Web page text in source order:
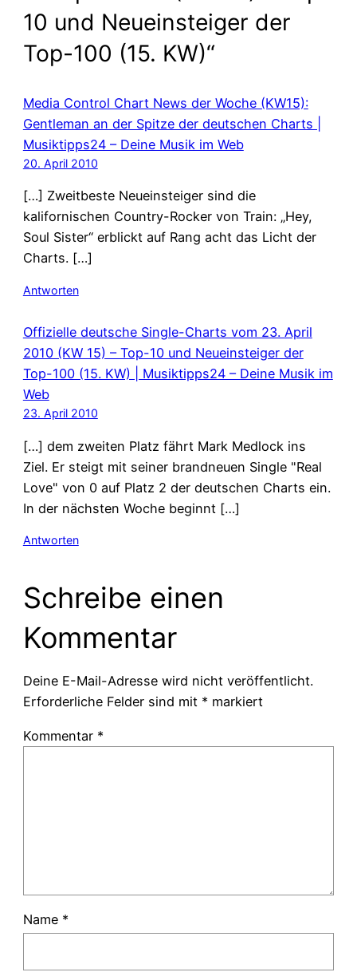
10 und Neueinsteiger der
Top-100 (15. KW)“
Media Control Chart News der Woche (KW15):
Gentleman an der Spitze der deutschen Charts |
Musiktipps24 – Deine Musik im Web
20. April 2010
[…] Zweitbeste Neueinsteiger sind die
kalifornischen Country-Rocker von Train: „Hey,
Soul Sister“ erblickt auf Rang acht das Licht der
Charts. […]
Antworten
Offizielle deutsche Single-Charts vom 23. April
2010 (KW 15) – Top-10 und Neueinsteiger der
Top-100 (15. KW) | Musiktipps24 – Deine Musik im
Web
23. April 2010
[…] dem zweiten Platz fährt Mark Medlock ins
Ziel. Er steigt mit seiner brandneuen Single "Real
Love" von 0 auf Platz 2 der deutschen Charts ein.
In der nächsten Woche beginnt […]
Antworten
Schreibe einen
Kommentar
Deine E-Mail-Adresse wird nicht veröffentlicht.
Erforderliche Felder sind mit * markiert
Kommentar *
Name *